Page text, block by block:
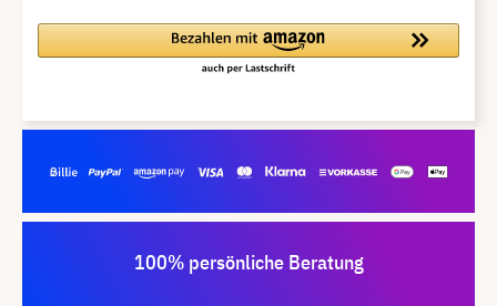
100% persönliche Beratung